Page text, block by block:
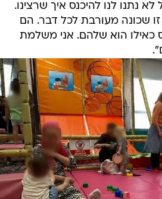
נתנו לנו להיכנס איך שרצינו.
שכונה מעורבת לכל דבר. הם
הוא שלהם. אני משלמת